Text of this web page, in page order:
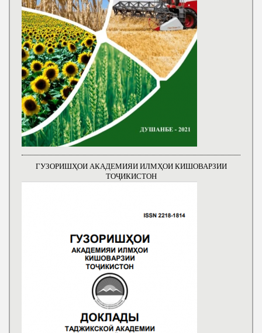
ГУЗОРИШҲОИ АКАДЕМИЯИ ИЛМҲОИ КИШОВАРЗИИ
ТОҶИКИСТОН